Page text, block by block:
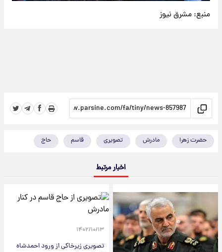
منبع: مشرق نیوز
حضرت زهرا مادرش تصویری قاسم حاج
اخبار مرتبط
۱۴۰۲/۱۰/۱۳
تصویری زیرخاکی از ورود احمدشاه